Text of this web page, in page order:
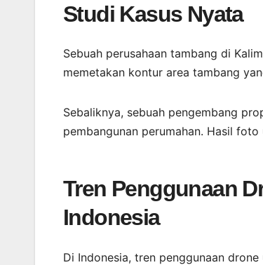
Studi Kasus Nyata
Sebuah perusahaan tambang di
memetakan kontur area tambang
Sebaliknya, sebuah pengembang
pembangunan perumahan. Hasil
Tren Penggunaan
Indonesia
Di Indonesia, tren penggunaan